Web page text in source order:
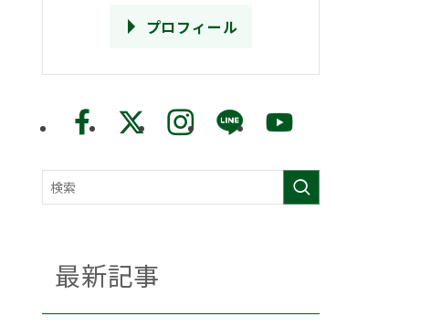
プロフィール
最新記事